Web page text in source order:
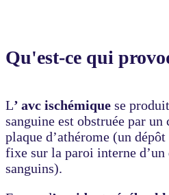
Qu'est-ce qui
L’ avc ischémique se
sanguine est obstruée par
plaque d’athérome (un
fixe sur la paroi interne d’un
sanguins).